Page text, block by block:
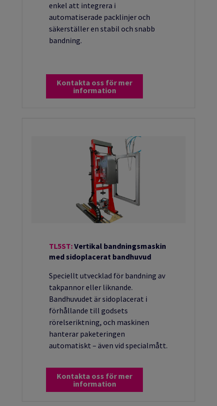
enkel att integrera i
automatiserade packlinjer och
säkerställer en stabil och snabb
bandning.
Kontakta oss för mer
information
TL5ST:Vertikal bandningsmaskin
med sidoplacerat bandhuvud
Speciellt utvecklad för bandning av
takpannor eller liknande.
Bandhuvudet är sidoplacerat i
förhållande till godsets
rörelseriktning, och maskinen
hanterar paketeringen
automatiskt – även vid specialmått.
Kontakta oss för mer
information